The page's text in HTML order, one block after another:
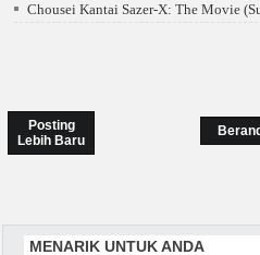
Chousei Kantai Sazer-X: The Movie
Posting
Lebih Baru